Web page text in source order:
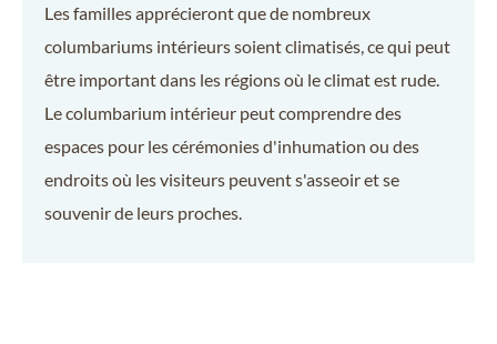
Les familles apprécieront que de nombreux
columbariums intérieurs soient climatisés, ce qui peut
être important dans les régions où le climat est rude.
Le columbarium intérieur peut comprendre des
espaces pour les cérémonies d'inhumation ou des
endroits où les visiteurs peuvent s'asseoir et se
souvenir de leurs proches.